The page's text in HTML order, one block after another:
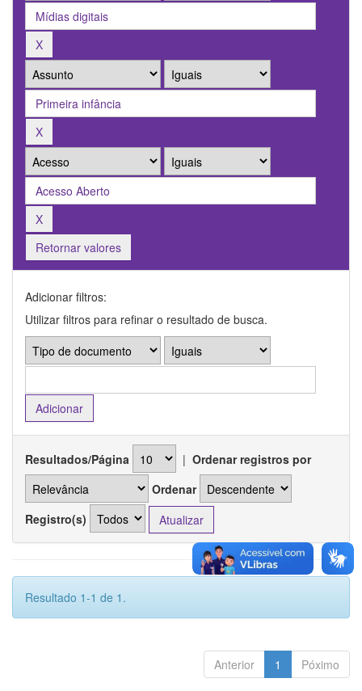
Retornar valores
Adicionar filtros:
Utilizar filtros para refinar o resultado de busca.
Resultados/Página | Ordenar registros por
Ordenar
Registro(s)
Resultado 1-1 de 1.
Anterior 1 Póximo